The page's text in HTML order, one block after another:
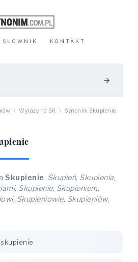
SŁOWNIK KONTAKT
arrow_forward
\ Wyrazy na SK \ Synonim Skupienie
Skupienie: Skupień, Skupienia,
Skupienie, Skupieniem,
Skupieniowie, Skupieniów,
skupienie